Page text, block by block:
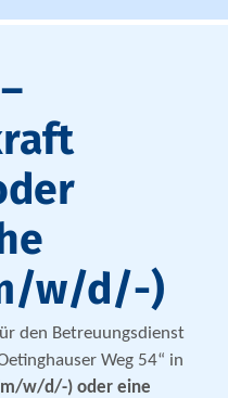
w/d/-)
den Betreuungsdienst
Weg 54“ in
w/d/-) oder eine